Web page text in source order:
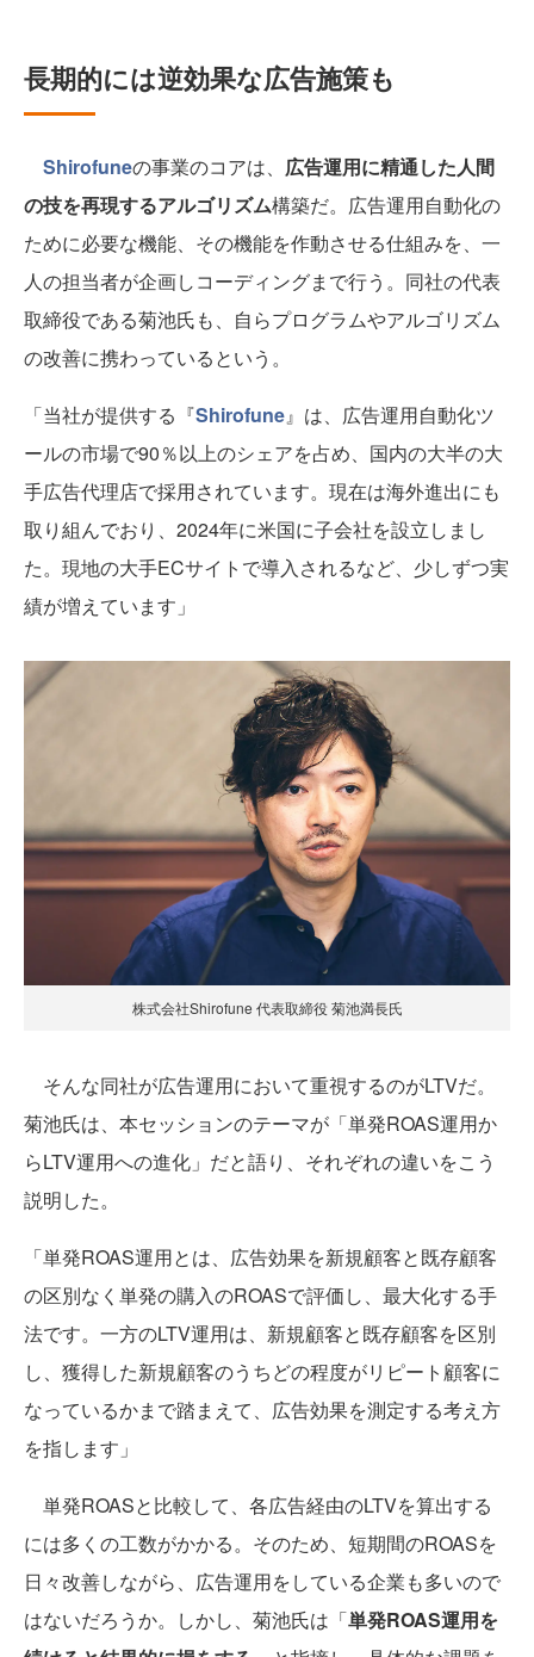
長期的には逆効果な広告施策も
Shirofuneの事業のコアは、 広告運用に精通した人間
の技を再現するアルゴリズム構築だ。広告運用自動化の
ために必要な機能、その機能を作動させる仕組みを、一
人の担当者が企画しコーディングまで行う。同社の代表
取締役である菊池氏も、自らプログラムやアルゴリズム
の改善に携わっているという。
「当社が提供する『Shirofune』は、広告運用自動化ツ
ールの市場で90％以上のシェアを占め、国内の大半の大
手広告代理店で採用されています。現在は海外進出にも
取り組んでおり、2024年に米国に子会社を設立しまし
た。現地の大手ECサイトで導入されるなど、少しずつ実
績が増えています」
株式会社Shirofune 代表取締役 菊池満長氏
そんな同社が広告運用において重視するのがLTVだ。
菊池氏は、本セッションのテーマが「単発ROAS運用か
らLTV運用への進化」だと語り、それぞれの違いをこう
説明した。
「単発ROAS運用とは、広告効果を新規顧客と既存顧客
の区別なく単発の購入のROASで評価し、最大化する手
法です。一方のLTV運用は、新規顧客と既存顧客を区別
し、獲得した新規顧客のうちどの程度がリピート顧客に
なっているかまで踏まえて、広告効果を測定する考え方
を指します」
単発ROASと比較して、各広告経由のLTVを算出する
には多くの工数がかかる。そのため、短期間のROASを
日々改善しながら、広告運用をしている企業も多いので
はないだろうか。しかし、菊池氏は「単発ROAS運用を